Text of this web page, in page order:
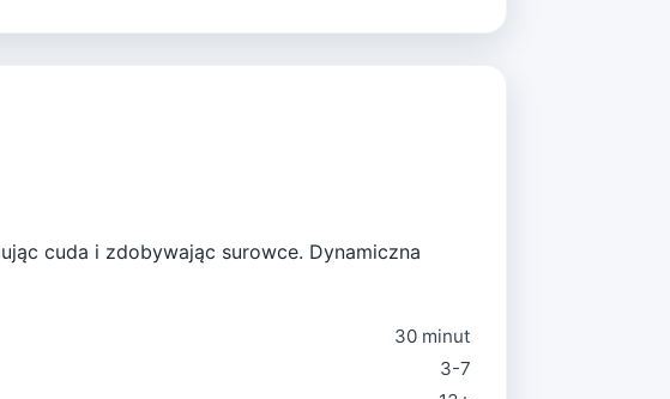
cuda i zdobywając surowce. Dynamiczna
30 minut
3-7